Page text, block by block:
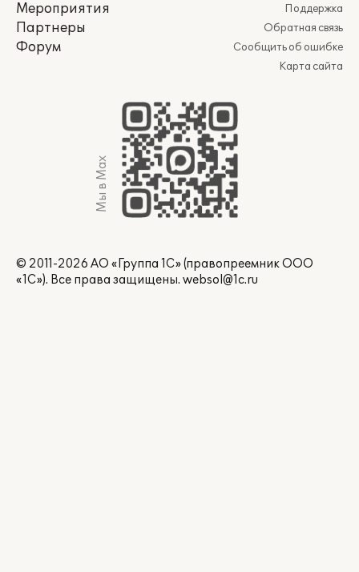
Мероприятия
Партнеры
Форум
Поддержка
Обратная связь
Сообщить об ошибке
Карта сайта
Мы в Max
© 2011-2026 АО «Группа 1С» (правопреемник ООО
«1С»). Все права защищены. websol@1c.ru